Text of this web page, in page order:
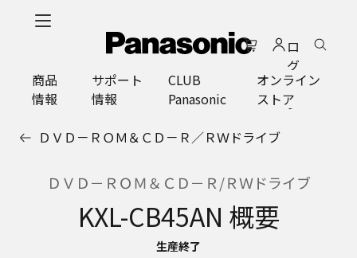
ロ
グ
イ
ン
商品
情報
サポート
情報
CLUB
Panasonic
オンライン
ストア
ＤＶＤ－ＲＯＭ＆ＣＤ－Ｒ／ＲＷドライブ
ＤＶＤ－ＲＯＭ＆ＣＤ－Ｒ/ＲＷドライブ
KXL-CB45AN 概要
生産終了